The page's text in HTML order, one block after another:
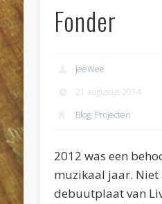
Fonder
JeeWee
21 augustus 2014
Blog, Projecten
2012 was een
muzikaal jaar. Niet
debuutplaat van